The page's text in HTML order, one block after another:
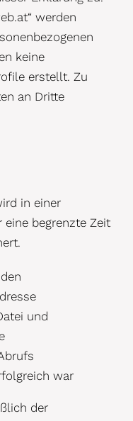
werden
keine
erstellt. Zu
an Dritte
in einer
begrenzte Zeit
und
war
der